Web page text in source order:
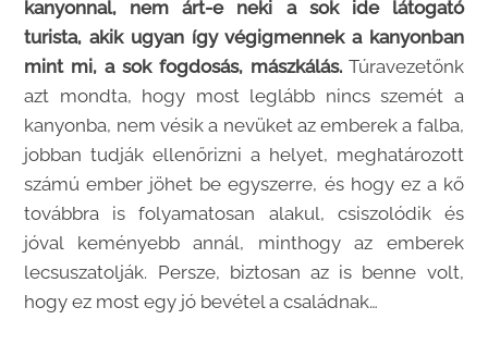
kanyonnal, nem árt-e neki a sok ide látogató
turista, akik ugyan így végigmennek a kanyonban
mint mi, a sok fogdosás, mászkálás.Túravezetőnk
azt mondta, hogy most leglább nincs szemét a
kanyonba, nem vésik a nevüket az emberek a falba,
jobban tudják ellenőrizni a helyet, meghatározott
számú ember jöhet be egyszerre, és hogy ez a kő
továbbra is folyamatosan alakul, csiszolódik és
jóval keményebb annál, minthogy az emberek
lecsuszatolják. Persze, biztosan az is benne volt,
hogy ez most egy jó bevétel a családnak…